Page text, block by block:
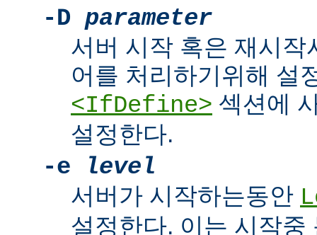
-D parameter
서버 시작 혹은 재시작
어를 처리하기위해 설
<IfDefine> 섹션에
설정한다.
-e
level
서버가 시작하는동안
설정한다. 이는 시작중